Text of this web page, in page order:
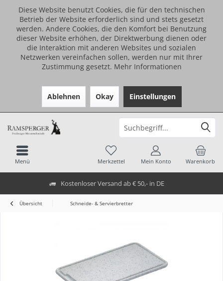
Diese Website benutzt Cookies, die für den technischen
Betrieb der Website erforderlich sind und stets gesetzt
werden. Andere Cookies, die den Komfort bei Benutzung
dieser Website erhöhen, der Direktwerbung dienen oder
die Interaktion mit anderen Websites und sozialen
Netzwerken vereinfachen sollen, werden nur mit Ihrer
Zustimmung gesetzt. Mehr Informationen
Ablehnen Okay Einstellungen
Kostenloser Versand ab € 50,- in DE
Warenkorb
Merkzettel Mein Konto
Menü
Übersicht Schneide- & Servierbretter